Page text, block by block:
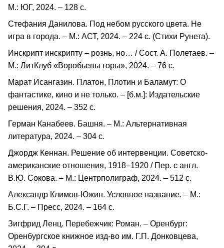
М.: ЮГ, 2024. – 128 с.
Стефания Данилова. Под небом русского цвета. Не
игра в города. – М.: АСТ, 2024. – 224 с. (Стихи Рунета).
Инскрипт инскрипту – рознь, но… / Сост. А. Полетаев. –
М.: ЛитКлуб «Воробьевы горы», 2024. – 76 с.
Марат Исангазин. Платон, Плотин и Баламут: О
фантастике, кино и не только. – [б.м.]: Издательские
решения, 2024. – 352 с.
Герман Канабеев. Башня. – М.: Альтернативная
литература, 2024. – 304 с.
Джордж Кеннан. Решение об интервенции. Советско-
американские отношения, 1918–1920 / Пер. с англ.
В.Ю. Сокова. – М.: Центрполиграф, 2024. – 512 с.
Александр Климов-Южин. Условное название. – М.:
Б.С.Г. – Пресс, 2024. – 164 с.
Зигфрид Ленц. Перебежчик: Роман. – Оренбург:
Оренбургское книжное изд-во им. Г.П. Донковцева,